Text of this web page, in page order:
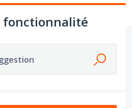
fonctionnalité